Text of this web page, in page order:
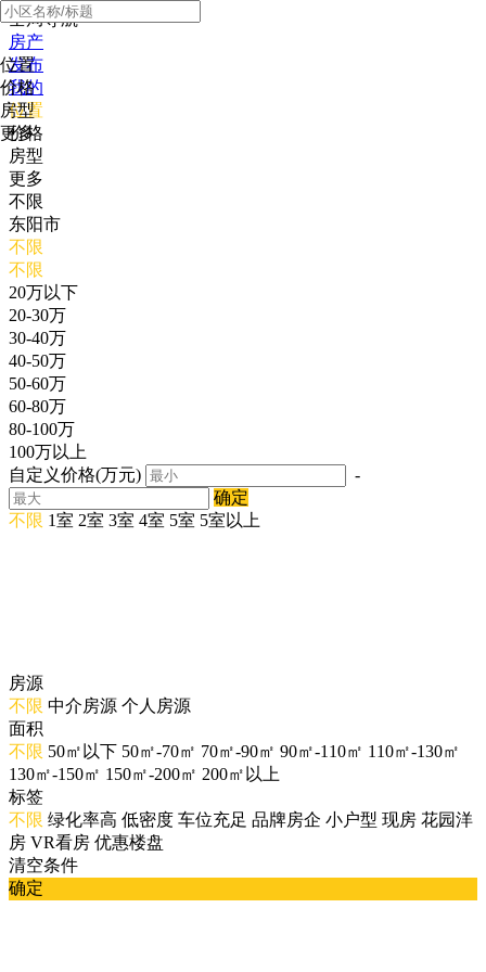
全局导航
房产
发布
我的
位置
价格
房型
更多
位置
价格
房型
更多
不限
东阳市
不限
不限
20万以下
20-30万
30-40万
40-50万
50-60万
60-80万
80-100万
100万以上
自定义价格(万元)
-
确定
不限 1室 2室 3室 4室 5室 5室以上
房源
不限 中介房源 个人房源
面积
不限 50㎡以下 50㎡-70㎡ 70㎡-90㎡ 90㎡-110㎡ 110㎡-130㎡
130㎡-150㎡ 150㎡-200㎡ 200㎡以上
标签
不限 绿化率高 低密度 车位充足 品牌房企 小户型 现房 花园洋
房 VR看房 优惠楼盘
清空条件
确定